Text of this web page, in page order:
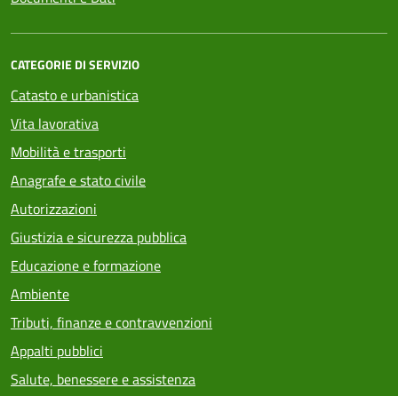
CATEGORIE DI SERVIZIO
Catasto e urbanistica
Vita lavorativa
Mobilità e trasporti
Anagrafe e stato civile
Autorizzazioni
Giustizia e sicurezza pubblica
Educazione e formazione
Ambiente
Tributi, finanze e contravvenzioni
Appalti pubblici
Salute, benessere e assistenza